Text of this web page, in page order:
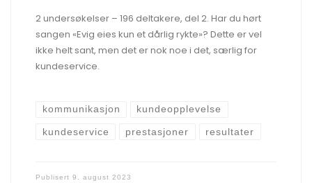
2 undersøkelser – 196 deltakere, del 2. Har du hørt
sangen «Evig eies kun et dårlig rykte»? Dette er vel
ikke helt sant, men det er nok noe i det, særlig for
kundeservice.
kommunikasjon kundeopplevelse
kundeservice prestasjoner resultater
Publisert 9. august 2023